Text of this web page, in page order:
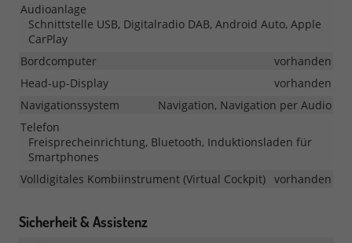
Audioanlage
Schnittstelle USB, Digitalradio DAB, Android Auto, Apple
CarPlay
Bordcomputer
vorhanden
Head-up-Display
vorhanden
Navigationssystem
Navigation, Navigation per Audio
Telefon
Freisprecheinrichtung, Bluetooth, Induktionsladen für
Smartphones
Volldigitales Kombiinstrument (Virtual Cockpit) vorhanden
Sicherheit & Assistenz